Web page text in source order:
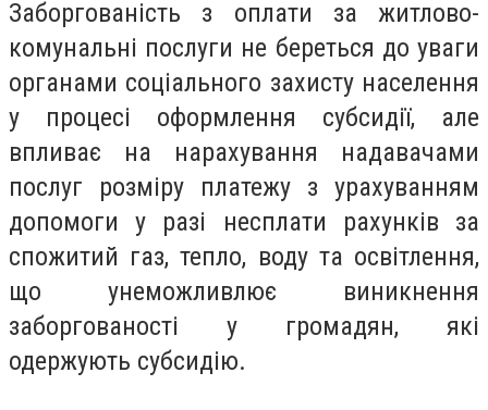
Заборгованість з оплати за житлово-
комунальні послуги не береться до уваги
органами соціального захисту населення
у процесі оформлення субсидії, але
впливає на нарахування надавачами
послуг розміру платежу з урахуванням
допомоги у разі несплати рахунків за
спожитий газ, тепло, воду та освітлення,
що унеможливлює виникнення
заборгованості у громадян, які
одержують субсидію.